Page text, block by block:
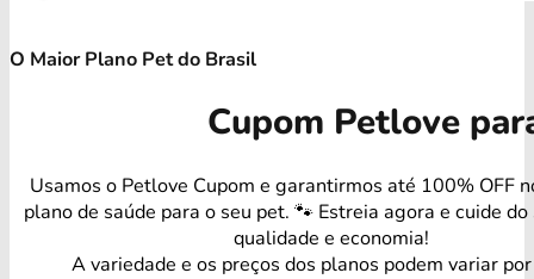
O Maior Plano Pet do Brasil
Cupom Petlove
Usamos o Petlove Cupom e garantirmos até 100% OFF
plano de saúde para o seu pet. 🐾 Estreia agora e cuide
qualidade e economia!
A variedade e os preços dos planos podem variar